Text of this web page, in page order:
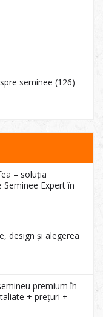
seminee (126)
– soluția
Expert în
design și alegerea
premium în
+ prețuri +